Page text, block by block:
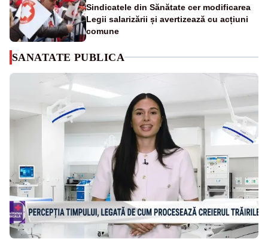
Sindicatele din Sănătate cer modificarea
Legii salarizării și avertizează cu acțiuni
comune
SANATATE PUBLICA